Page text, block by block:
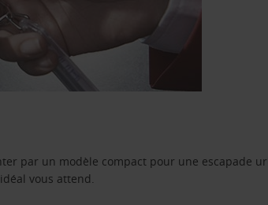
par un modèle compact pour une escapade
vous attend.